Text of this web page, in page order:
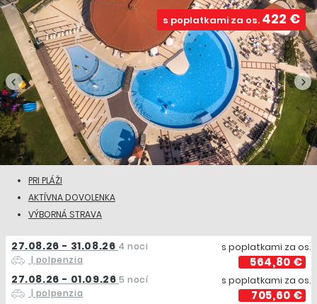
s poplatkami za os. 422 €
PRI PLÁŽI
AKTÍVNA DOVOLENKA
VÝBORNÁ STRAVA
27.08.26 - 31.08.26 4 noci
| polpenzia
s poplatkami za os.
564,80 €
27.08.26 - 01.09.26 5 nocí
| polpenzia
s poplatkami za os.
705,60 €